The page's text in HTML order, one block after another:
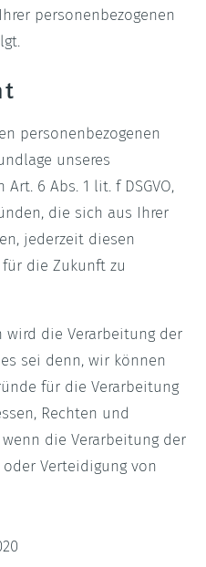
personenbezogenen
personenbezogenen
unseres
6 Abs. 1 lit. f DSGVO,
die sich aus Ihrer
jederzeit diesen
die Zukunft zu
wird die Verarbeitung der
sei denn, wir können
für die Verarbeitung
Rechten und
die Verarbeitung der
Verteidigung von